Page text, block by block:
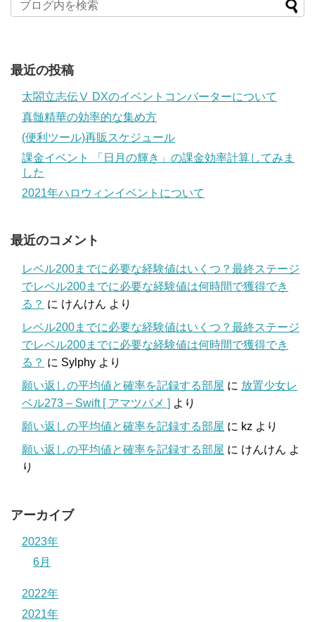
最近の投稿
太閤立志伝Ⅴ DXのイベントコンバーターについて
真髄精華の効率的な集め方
(便利ツール)再販スケジュール
課金イベント 「日月の輝き」の課金効率計算してみま
した
2021年ハロウィンイベントについて
最近のコメント
レベル200までに必要な経験値はいくつ？最終ステージ
でレベル200までに必要な経験値は何時間で獲得でき
る？ に けんけん より
レベル200までに必要な経験値はいくつ？最終ステージ
でレベル200までに必要な経験値は何時間で獲得でき
る？ に Sylphy より
願い返しの平均値と確率を記録する部屋 に 放置少女レ
ベル273 – Swift [ アマツバメ ] より
願い返しの平均値と確率を記録する部屋 に kz より
願い返しの平均値と確率を記録する部屋 に けんけん よ
り
アーカイブ
2023年
6月
2022年
2021年